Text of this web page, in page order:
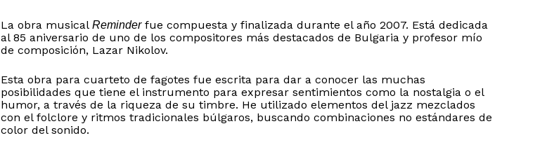
La obra musical Reminderfue compuesta y finalizada durante el año 2007. Está dedicada
al 85 aniversario de uno de los compositores más destacados de Bulgaria y profesor mío
de composición, Lazar Nikolov.
Esta obra para cuarteto de fagotes fue escrita para dar a conocer las muchas
posibilidades que tiene el instrumento para expresar sentimientos como la nostalgia o el
humor, a través de la riqueza de su timbre. He utilizado elementos del jazz mezclados
con el folclore y ritmos tradicionales búlgaros, buscando combinaciones no estándares de
color del sonido.